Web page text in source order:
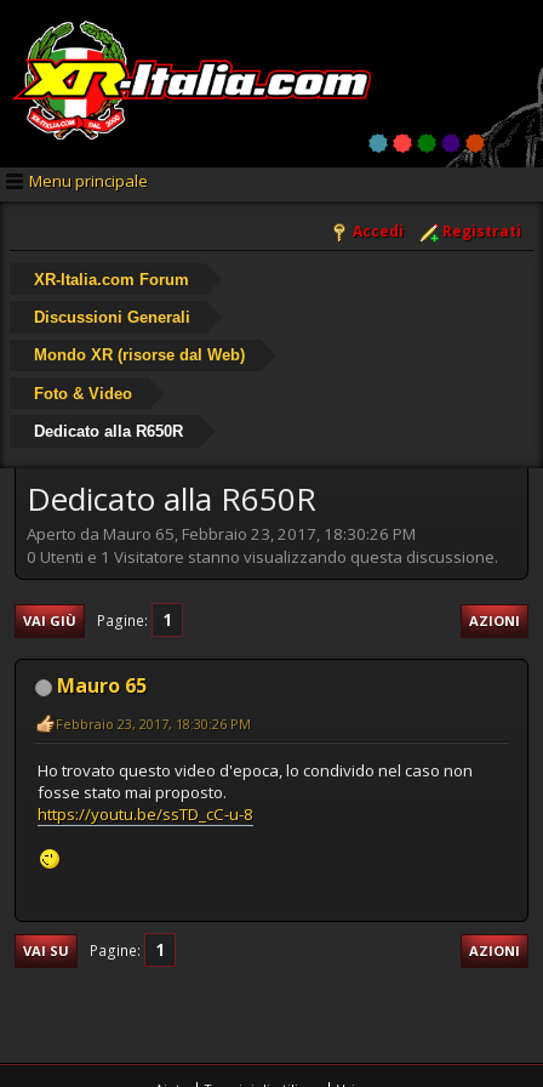
Menu principale
Accedi Registrati
XR-Italia.com Forum
Discussioni Generali
Mondo XR (risorse dal Web)
Foto & Video
Dedicato alla R650R
Dedicato alla R650R
Aperto da Mauro 65, Febbraio 23, 2017, 18:30:26 PM
0 Utenti e 1 Visitatore stanno visualizzando questa discussione.
VAI GIÙ Pagine 1 AZIONI
Mauro 65
Febbraio 23, 2017, 18:30:26 PM
Ho trovato questo video d'epoca, lo condivido nel caso non
fosse stato mai proposto.
https://youtu.be/ssTD_cC-u-8
VAI SU Pagine 1 AZIONI